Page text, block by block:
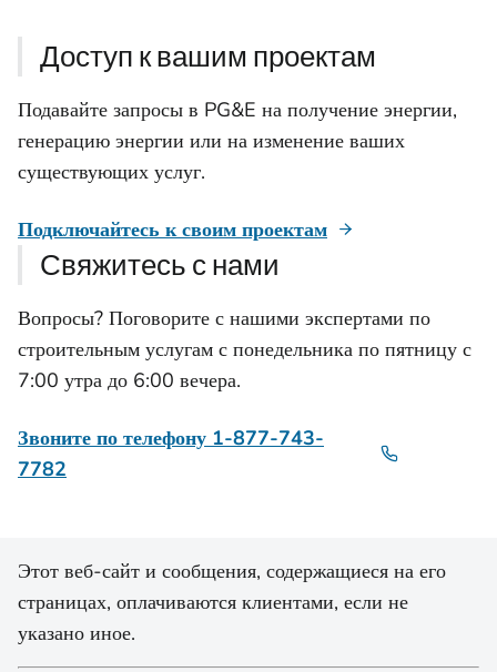
Доступ к вашим проектам
Подавайте запросы в PG&E на получение энергии,
генерацию энергии или на изменение ваших
существующих услуг.
Подключайтесь к своим проектам
Свяжитесь с нами
Вопросы? Поговорите с нашими экспертами по
строительным услугам с понедельника по пятницу с
7:00 утра до 6:00 вечера.
Звоните по телефону 1-877-743-
7782
Этот веб-сайт и сообщения, содержащиеся на его
страницах, оплачиваются клиентами, если не
указано иное.